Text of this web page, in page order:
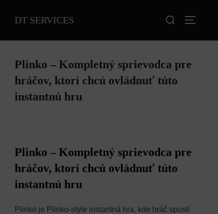
DT SERVICES Rechercher :
Plinko – Kompletný sprievodca pre
hráčov, ktorí chcú ovládnuť túto
instantnú hru
Plinko – Kompletný sprievodca pre
hráčov, ktorí chcú ovládnuť túto
instantnú hru
Plinko je Plinko‑style instantná hra, kde hráč spustí